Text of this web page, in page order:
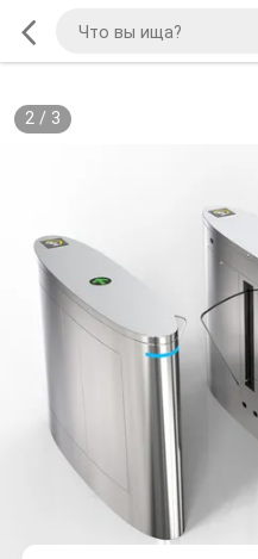
2/ 3